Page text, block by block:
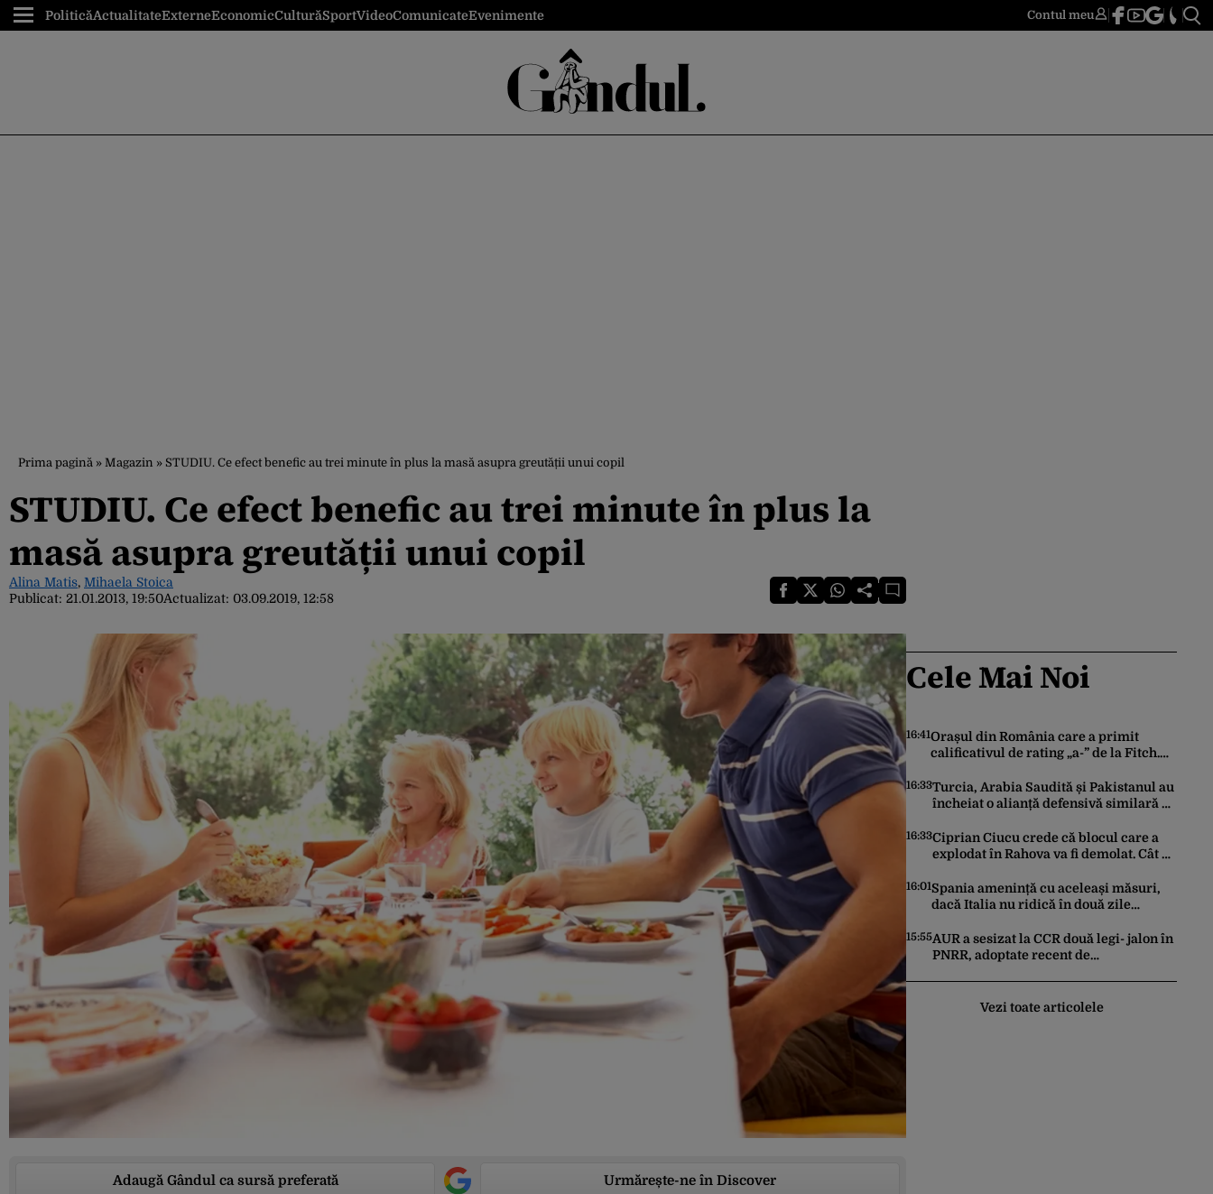
PoliticăActualitateExterneEconomicCulturăSportVideoComunicateEvenimente Contul meu
Prima pagină » Magazin » STUDIU. Ce efect benefic au trei minute în plus la masă asupra greutății unui copil
STUDIU. Ce efect benefic au trei minute în plus la
masă asupra greutății unui copil
Alina Matis, Mihaela Stoica
Publicat: 21.01.2013, 19:50Actualizat: 03.09.2019, 12:58
Adaugă Gândul ca sursă preferată Urmărește-ne în Discover
Cele Mai Noi
16:41Orașul din România care a primit
calificativul de rating „a-” de la Fitch.
Israel
16:33Turcia, Arabia Saudită și Pakistanul au
încheiat o alianță defensivă similară cu
conflictelor din Orientul Mijlociu
16:33Ciprian Ciucu crede că blocul care a
explodat în Rahova va fi demolat. Cât ar
16:01Spania amenință cu aceleași măsuri,
dacă Italia nu ridică în două zile
din cauza crizei migrației
15:55AUR a sesizat la CCR două legi- jalon în
PNRR, adoptate recent de
Vezi toate articolele